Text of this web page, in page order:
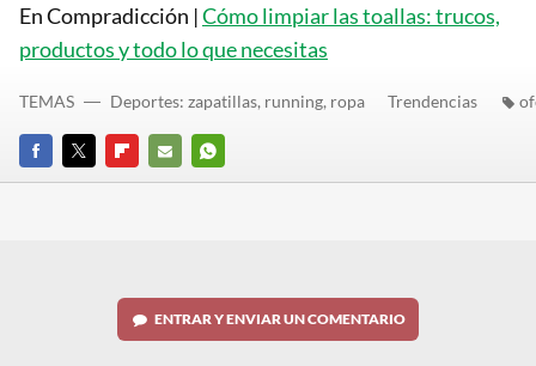
En Compradicción |Cómo limpiar las toallas: trucos,
productos y todo lo que necesitas
FACEBOOK
TWITTERFLIPBOARD
E-
WHATSAPP
TEMAS Deportes: zapatillas, running, ropa Trendencias
ENTRAR Y ENVIAR UN COMENTARIO